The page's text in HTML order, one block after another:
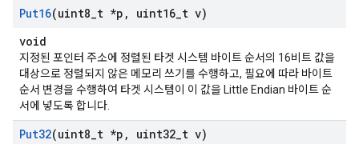
Put16(uint8 t *p , uint16 t v)
void
지정된 포인터 주소에 정렬된 타겟 시스템 바이트 순서의 16비트 값을
대상으로 정렬되지 않은 메모리 쓰기를 수행하고, 필요에 따라 바이트
순서 변경을 수행하여 타겟 시스템이 이 값을 Little Endian 바이트 순
서에 넣도록 합니다.
Put32(uint8 t *p , uint32 t v)